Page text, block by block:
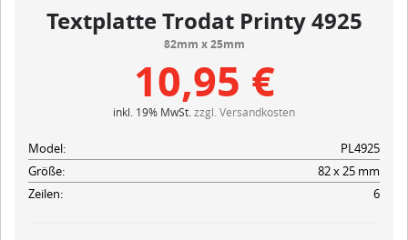
Textplatte Trodat Printy 4925
82mm x 25mm
10,95 €
inkl. 19% MwSt. zzgl. Versandkosten
Model:
PL4925
Größe:
82 x 25 mm
Zeilen:
6